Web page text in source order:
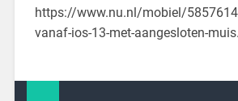
https://www.nu.nl/mobiel/
vanaf-ios-13-met-aangesloten-